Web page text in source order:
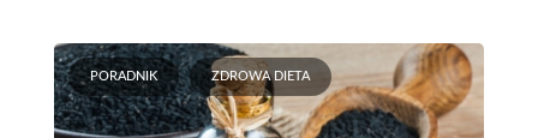
PORADNIK ZDROWA DIETA